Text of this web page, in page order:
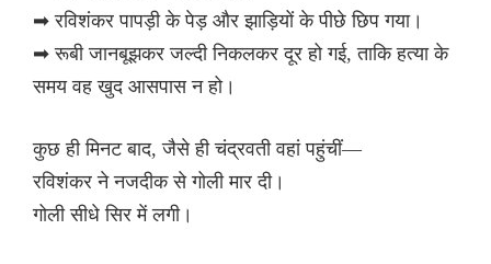
➡ रविशंकर पापड़ी के पेड़ और झाड़ियों के पीछे छिप गया।
➡ रूबी जानबूझकर जल्दी निकलकर दूर हो गई, ताकि हत्या के
समय वह खुद आसपास न हो।
कुछ ही मिनट बाद, जैसे ही चंद्रवती वहां पहुंचीं—
रविशंकर ने नजदीक से गोली मार दी।
गोली सीधे सिर में लगी।